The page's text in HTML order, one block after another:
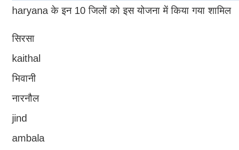
haryana के इन 10 जिलों को इस योजना में किया गया शामिल
सिरसा
kaithal
भिवानी
नारनौल
jind
ambala